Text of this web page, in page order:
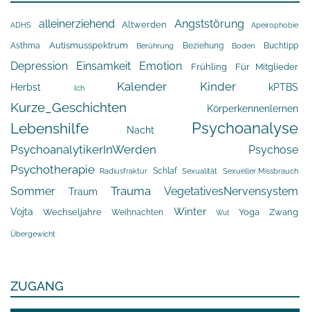
ADHS alleinerziehend Altwerden Angststörung Apeirophobie
Asthma Autismusspektrum Berührung Beziehung Boden Buchtipp
Depression Einsamkeit Emotion Frühling Für Mitglieder
Herbst Ich Kalender Kinder kPTBS
Kurze_Geschichten Körperkennenlernen
Lebenshilfe Nacht Psychoanalyse
PsychoanalytikerInWerden Psychose
Psychotherapie Radiusfraktur Schlaf Sexualität Sexueller Missbrauch
Sommer Traum Trauma VegetativesNervensystem
Vojta Wechseljahre Weihnachten Winter Wut Yoga Zwang
Übergewicht
ZUGANG